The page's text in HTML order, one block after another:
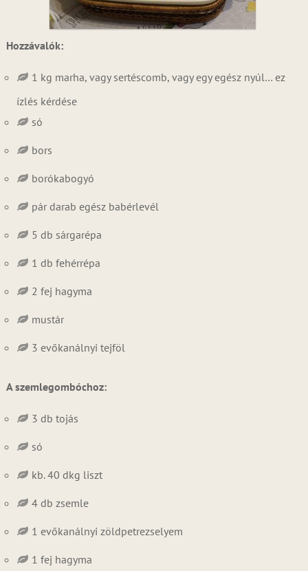
Hozzávalók:
1 kg marha, vagy sertéscomb, vagy egy egész nyúl… ez
ízlés kérdése
só
bors
borókabogyó
pár darab egész babérlevél
5 db sárgarépa
1 db fehérrépa
2 fej hagyma
mustár
3 evőkanálnyi tejföl
A szemlegombóchoz:
3 db tojás
só
kb. 40 dkg liszt
4 db zsemle
1 evőkanálnyi zöldpetrezselyem
1 fej hagyma